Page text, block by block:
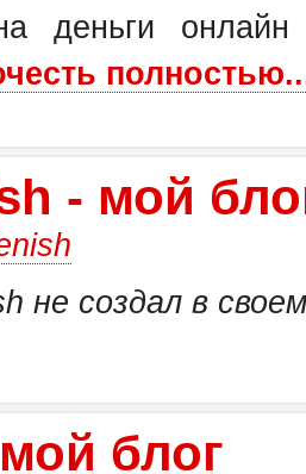
деньги
- мой
не создал в
блог